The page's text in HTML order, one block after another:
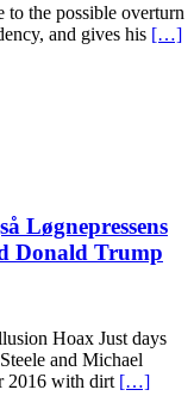
to the possible overturn
and gives his […]
Løgnepressens
Donald Trump
Hoax Just days
and Michael
2016 with dirt […]